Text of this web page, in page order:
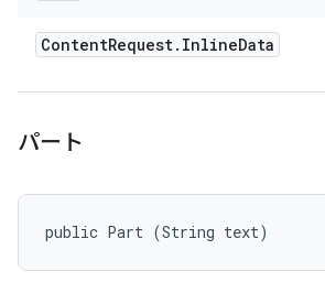
ContentRequest. InlineData
パート
public Part (String text)